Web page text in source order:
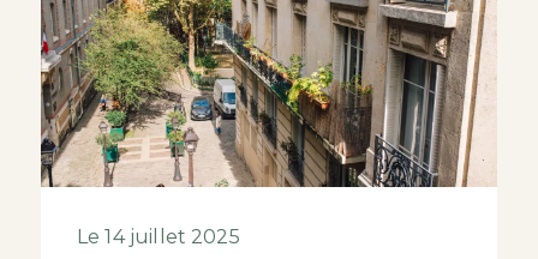
Le 14 juillet 2025